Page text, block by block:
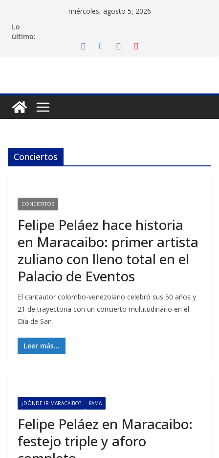
contenido
miércoles, agosto 5, 2026
Lo
último:
Conciertos
CONCIERTOS
Felipe Peláez hace historia
en Maracaibo: primer artista
zuliano con lleno total en el
Palacio de Eventos
El cantautor colombo-venezolano celebró sus 50 años y
21 de trayectoria con un concierto multitudinario en el
Día de San
Leer más...
¿DÓNDE IR MARACAIBO? FAMA
Felipe Peláez en Maracaibo:
festejo triple y aforo